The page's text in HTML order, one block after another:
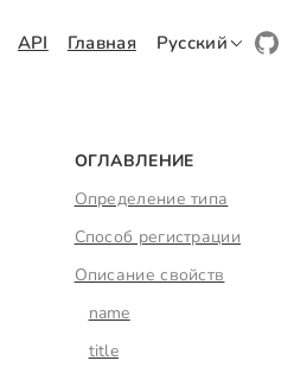
API Главная Русский
ОГЛАВЛЕНИЕ
Определение типа
Способ регистрации
Описание свойств
name
title